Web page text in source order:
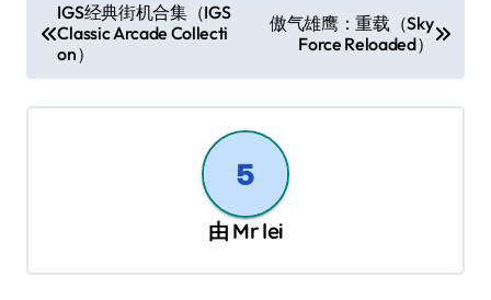
章
导
航
IGS经典街机合集（IGS
Classic Arcade Collecti
on）
傲气雄鹰：重载（Sky
Force Reloaded）
由 Mr lei